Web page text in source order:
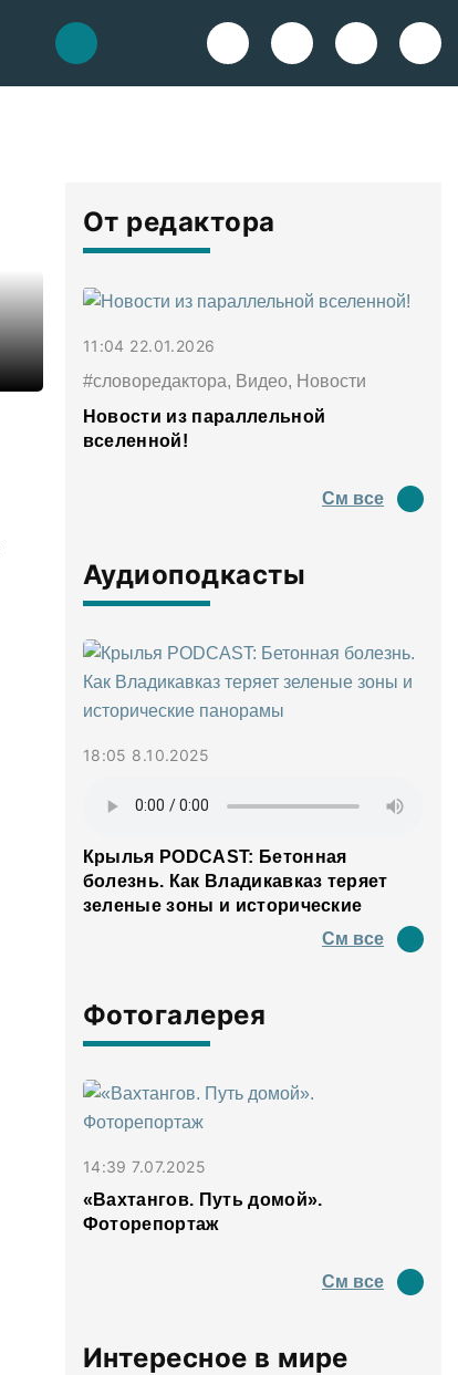
От редактора
11:04 22.01.2026
#словоредактора, Видео, Новости
Новости из параллельной
вселенной!
См все
Аудиоподкасты
18:05 8.10.2025
Крылья PODCAST: Бетонная
болезнь. Как Владикавказ теряет
зеленые зоны и исторические
См все
Фотогалерея
14:39 7.07.2025
«Вахтангов. Путь домой».
Фоторепортаж
См все
Интересное в мире